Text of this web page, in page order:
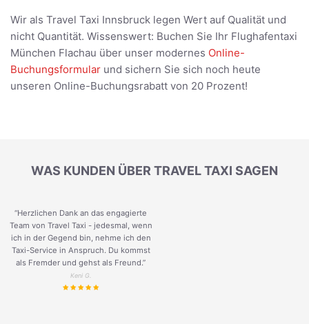
Wir als Travel Taxi Innsbruck legen Wert auf Qualität und
nicht Quantität. Wissenswert: Buchen Sie Ihr Flughafentaxi
München Flachau über unser modernes Online-
Buchungsformular und sichern Sie sich noch heute
unseren Online-Buchungsrabatt von 20 Prozent!
WAS KUNDEN ÜBER TRAVEL TAXI SAGEN
“Herzlichen Dank an das engagierte
Team von Travel Taxi - jedesmal, wenn
ich in der Gegend bin, nehme ich den
Taxi-Service in Anspruch. Du kommst
als Fremder und gehst als Freund.”
Keni G.